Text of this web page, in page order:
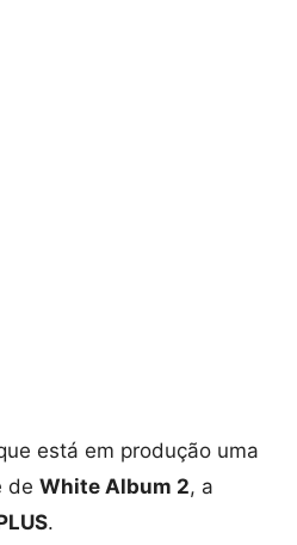
está em produção uma
de White Album 2, a
.